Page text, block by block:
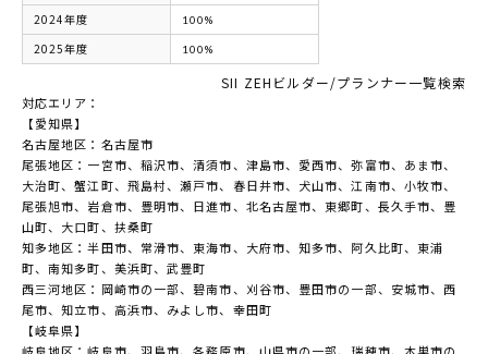
2024年度 100%
2025年度 100%
SII ZEHビルダー/プランナー一覧検索
対応エリア：
【愛知県】
名古屋地区：名古屋市
尾張地区：一宮市、稲沢市、清須市、津島市、愛西市、弥富市、あま市、
大治町、蟹江町、飛島村、瀬戸市、春日井市、犬山市、江南市、小牧市、
尾張旭市、岩倉市、豊明市、日進市、北名古屋市、東郷町、長久手市、豊
山町、大口町、扶桑町
知多地区：半田市、常滑市、東海市、大府市、知多市、阿久比町、東浦
町、南知多町、美浜町、武豊町
西三河地区：岡崎市の一部、碧南市、刈谷市、豊田市の一部、安城市、西
尾市、知立市、高浜市、みよし市、幸田町
【岐阜県】